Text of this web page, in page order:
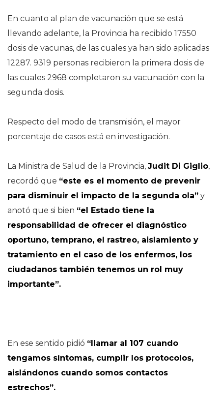
En cuanto al plan de vacunación que se está
llevando adelante, la Provincia ha recibido 17550
dosis de vacunas, de las cuales ya han sido aplicadas
12287. 9319 personas recibieron la primera dosis de
las cuales 2968 completaron su vacunación con la
segunda dosis.
Respecto del modo de transmisión, el mayor
porcentaje de casos está en investigación.
La Ministra de Salud de la Provincia, Judit Di Giglio,
recordó que “este es el momento de prevenir
para disminuir el impacto de la segunda ola” y
anotó que si bien “el Estado tiene la
responsabilidad de ofrecer el diagnóstico
oportuno, temprano, el rastreo, aislamiento y
tratamiento en el caso de los enfermos, los
ciudadanos también tenemos un rol muy
importante”.
En ese sentido pidió “llamar al 107 cuando
tengamos síntomas, cumplir los protocolos,
aislándonos cuando somos contactos
estrechos”.